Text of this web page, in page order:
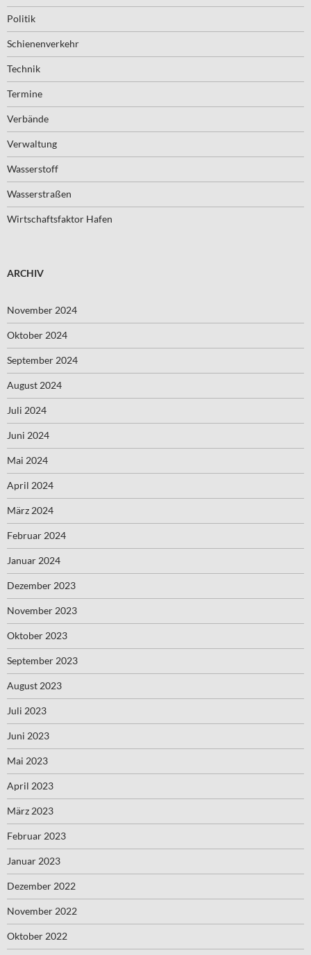
Politik
Schienenverkehr
Technik
Termine
Verbände
Verwaltung
Wasserstoff
Wasserstraßen
Wirtschaftsfaktor Hafen
ARCHIV
November 2024
Oktober 2024
September 2024
August 2024
Juli 2024
Juni 2024
Mai 2024
April 2024
März 2024
Februar 2024
Januar 2024
Dezember 2023
November 2023
Oktober 2023
September 2023
August 2023
Juli 2023
Juni 2023
Mai 2023
April 2023
März 2023
Februar 2023
Januar 2023
Dezember 2022
November 2022
Oktober 2022